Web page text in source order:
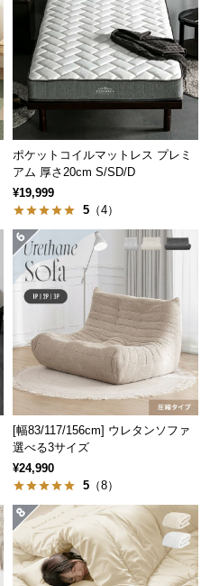
ポケットコイルマットレス プレミ
アム 厚さ20cm S/SD/D
¥19,999
5 （4）
[幅83/117/156cm] ウレタンソファ
選べる3サイズ
¥24,990
5 （8）